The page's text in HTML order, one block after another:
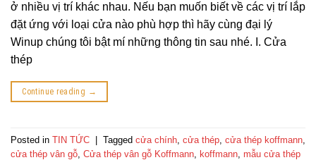
ở nhiều vị trí khác nhau. Nếu bạn muốn biết về các vị trí lắp
đặt ứng với loại cửa nào phù hợp thì hãy cùng đại lý
Winup chúng tôi bật mí những thông tin sau nhé. I. Cửa
thép
Continue reading →
Posted in TIN TỨC | Tagged cửa chính cửa thép cửa thép koffmann
cửa thép vân gỗ Cửa thép vân gỗ Koffmann koffmann mẫu cửa thép